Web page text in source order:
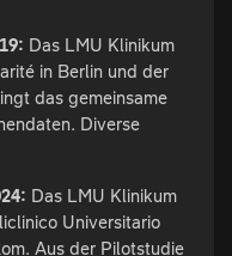
Das LMU Klinikum
in Berlin und der
das gemeinsame
Diverse
Das LMU Klinikum
Universitario
Aus der Pilotstudie